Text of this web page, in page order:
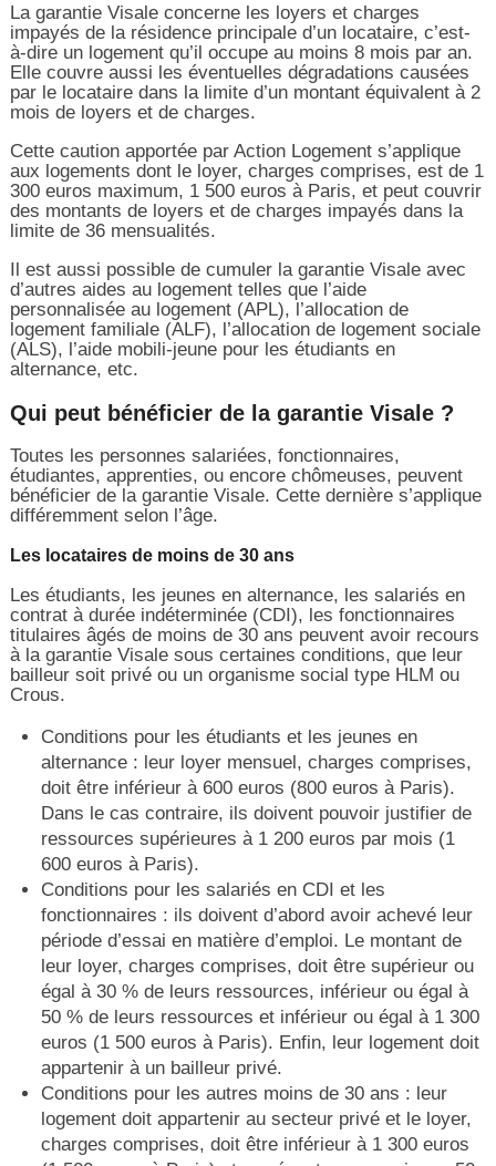
La garantie Visale concerne les loyers et charges
impayés de la résidence principale d’un locataire, c’est-
à-dire un logement qu’il occupe au moins 8 mois par an.
Elle couvre aussi les éventuelles dégradations causées
par le locataire dans la limite d’un montant équivalent à 2
mois de loyers et de charges.
Cette caution apportée par Action Logement s’applique
aux logements dont le loyer, charges comprises, est de 1
300 euros maximum, 1 500 euros à Paris, et peut couvrir
des montants de loyers et de charges impayés dans la
limite de 36 mensualités.
Il est aussi possible de cumuler la garantie Visale avec
d’autres aides au logement telles que l’aide
personnalisée au logement (APL), l’allocation de
logement familiale (ALF), l’allocation de logement sociale
(ALS), l’aide mobili-jeune pour les étudiants en
alternance, etc.
Qui peut bénéficier de la garantie Visale ?
Toutes les personnes salariées, fonctionnaires,
étudiantes, apprenties, ou encore chômeuses, peuvent
bénéficier de la garantie Visale. Cette dernière s’applique
différemment selon l’âge.
Les locataires de moins de 30 ans
Les étudiants, les jeunes en alternance, les salariés en
contrat à durée indéterminée (CDI), les fonctionnaires
titulaires âgés de moins de 30 ans peuvent avoir recours
à la garantie Visale sous certaines conditions, que leur
bailleur soit privé ou un organisme social type HLM ou
Crous.
Conditions pour les étudiants et les jeunes en
alternance : leur loyer mensuel, charges comprises,
doit être inférieur à 600 euros (800 euros à Paris).
Dans le cas contraire, ils doivent pouvoir justifier de
ressources supérieures à 1 200 euros par mois (1
600 euros à Paris).
Conditions pour les salariés en CDI et les
fonctionnaires : ils doivent d’abord avoir achevé leur
période d’essai en matière d’emploi. Le montant de
leur loyer, charges comprises, doit être supérieur ou
égal à 30 % de leurs ressources, inférieur ou égal à
50 % de leurs ressources et inférieur ou égal à 1 300
euros (1 500 euros à Paris). Enfin, leur logement doit
appartenir à un bailleur privé.
Conditions pour les autres moins de 30 ans : leur
logement doit appartenir au secteur privé et le loyer,
charges comprises, doit être inférieur à 1 300 euros